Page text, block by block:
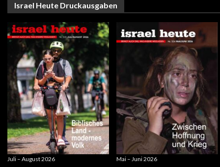
werden
Israel Heute Druckausgaben
Juli – August 2026 Mai – Juni 2026